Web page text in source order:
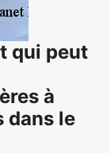
qui peut
à
dans le